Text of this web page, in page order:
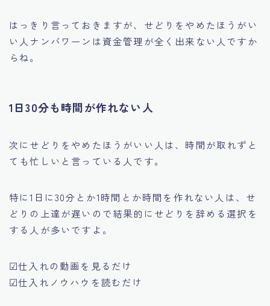
はっきり言っておきますが、せどりをやめたほうがい
い人ナンバワーンは資金管理が全く出来ない人ですか
らね。
1日30分も時間が作れない人
次にせどりをやめたほうがいい人は、 時間が取れずと
ても忙しいと言っている人です。
特に1日に30分とか1時間とか時間を作れない人は、せ
どりの上達が遅いので結果的にせどりを辞める選択を
する人が多いですよ。
☑仕入れの動画を見るだけ
☑仕入れノウハウを読むだけ